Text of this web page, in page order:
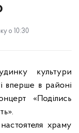
о 10:30
культури
вперше в районі
«Поділись
храму